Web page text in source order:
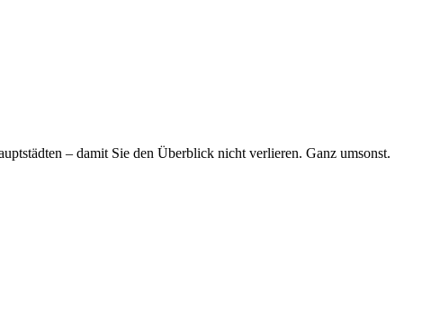
– damit Sie den Überblick nicht verlieren. Ganz umsonst.